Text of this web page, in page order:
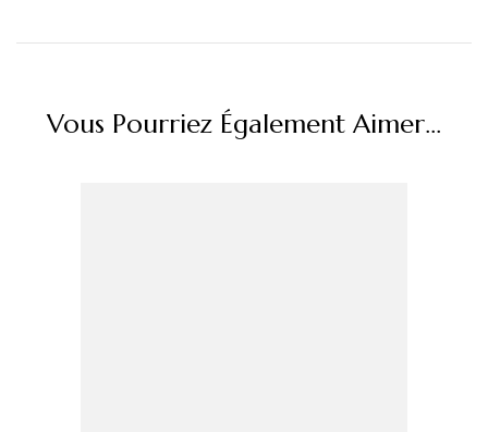
Vous Pourriez Également Aimer...